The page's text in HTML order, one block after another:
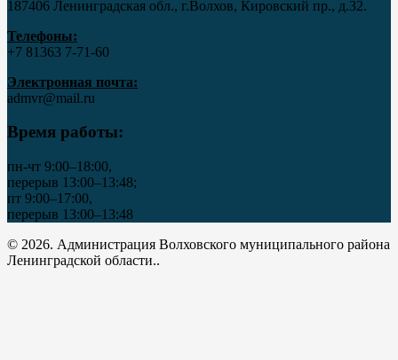
187406 Ленинградская обл., г.Волхов, Кировский пр., д.32.
Телефоны:
+7 81363 7‑71-60
Электронная почта:
admvr@mail.ru
Время работы:
пн-чт 9:00–18:00,
перерыв 13:00–13:48;
пт 9:00–17:00,
перерыв 13:00–13:48
© 2026. Администрация Волховского муниципального района
Ленинградской области..